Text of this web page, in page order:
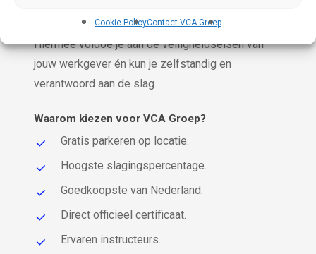
Cookie PolicyContact VCA Groep
erkend certificaat dat doorgaans 5 jaar geldig is.
Hiermee voldoe je aan de veiligheidseisen van
jouw werkgever én kun je zelfstandig en
verantwoord aan de slag.
Waarom kiezen voor VCA Groep?
Gratis parkeren op locatie.
Hoogste slagingspercentage.
Goedkoopste van Nederland.
Direct officieel certificaat.
Ervaren instructeurs.